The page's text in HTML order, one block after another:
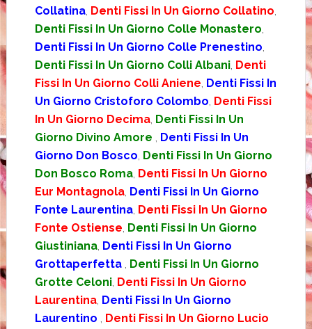
Collatina, Denti Fissi In Un Giorno Collatino
Denti Fissi In Un Giorno Colle Monastero
Denti Fissi In Un Giorno Colle Prenestino
Denti Fissi In Un Giorno Colli Albani, Denti
Fissi In Un Giorno Colli Aniene Denti Fissi In
Un Giorno Cristoforo Colombo Denti Fissi
In Un Giorno Decima, Denti Fissi In Un
Giorno Divino Amore
Denti Fissi In Un
Giorno Don Bosco Denti Fissi In Un Giorno
Don Bosco Roma, Denti Fissi In Un Giorno
Eur Montagnola, Denti Fissi In Un Giorno
Fonte Laurentina, Denti Fissi In Un Giorno
Fonte Ostiense Denti Fissi In Un Giorno
Giustiniana, Denti Fissi In Un Giorno
Grottaperfetta
Denti Fissi In Un Giorno
Grotte Celoni, Denti Fissi In Un Giorno
Laurentina, Denti Fissi In Un Giorno
Laurentino
Denti Fissi In Un Giorno Lucio